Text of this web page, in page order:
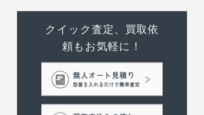
クイック査定、買取依
頼もお気軽に！